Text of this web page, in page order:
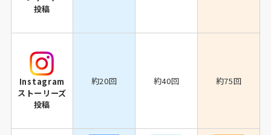
投稿
Instagram
ストーリーズ
投稿
約20回 約40回 約75回